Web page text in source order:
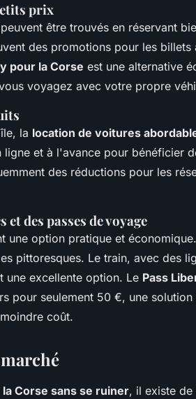
prix
peuvent être trouvés en réservant
des promotions pour les billets
pour la Corse est une alternative
voyagez avec votre propre
la location de voitures
et à l'avance pour bénéficier
des réductions pour les
des passes de voyage
une option pratique et
pittoresques. Le train, avec des
une excellente option. Le Pass
pour seulement 50 €, une
coût.
Corse sans se ruiner, il existe de